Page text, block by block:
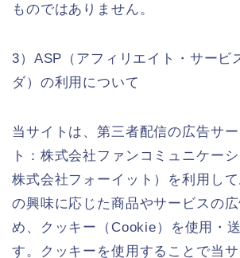
ものではありません。
3）ASP（アフィリエイト・サービ
ダ）の利用について
当サイトは、第三者配信の広告サ
ト：株式会社ファンコミュニケーシ
株式会社フォーイット）を利用し
の興味に応じた商品やサービスの
め、クッキー（ Cookie）を使用・
す。
クッキーを使用することで当